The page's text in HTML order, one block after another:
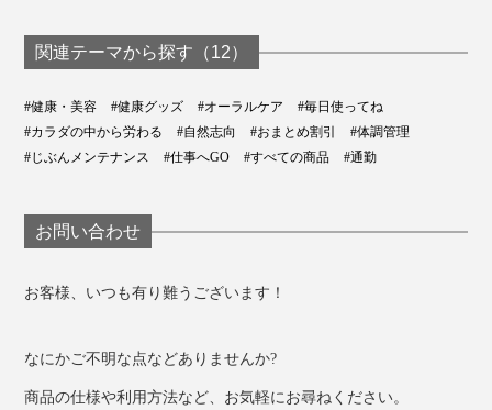
いやすいと思います。
まれた天然のパワーで、あなたとあなたの大切な人のの
どを守ってください。
関連テーマから探す（12）
#健康・美容 #健康グッズ #オーラルケア
#毎日使ってね
#カラダの中から労わる
#自然志向 #おまとめ割引
#体調管理
#じぶんメンテナンス
#仕事へGO #すべての商品 #通勤
お問い合わせ
お客様、いつも有り難うございます！
なにかご不明な点などありませんか?
商品の仕様や利用方法など、お気軽にお尋ねください。